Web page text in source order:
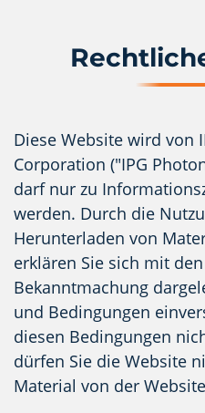
Diese Website wird von
Corporation ("IPG
darf nur zu
werden. Durch die
Herunterladen von
erklären Sie sich mit
Bekanntmachung
und Bedingungen
diesen Bedingungen
dürfen Sie die Website
Material von der